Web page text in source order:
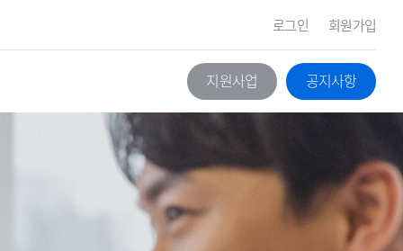
로그인 회원가입
지원사업 공지사항